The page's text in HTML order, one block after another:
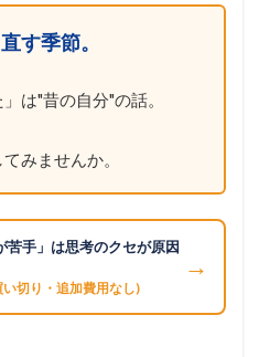
す季節。
は"昔の自分"の話。
みませんか。
苦手」は思考のクセが原因
切り・追加費用なし)
→